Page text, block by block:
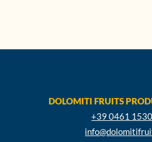
DOLOMITI FRUITS
+39 0461